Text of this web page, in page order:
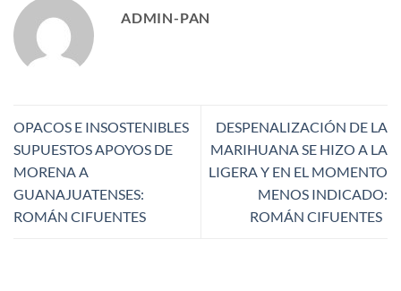
ADMIN-PAN
OPACOS E INSOSTENIBLES
SUPUESTOS APOYOS DE
MORENA A
GUANAJUATENSES:
ROMÁN CIFUENTES
DESPENALIZACIÓN DE LA
MARIHUANA SE HIZO A LA
LIGERA Y EN EL MOMENTO
MENOS INDICADO:
ROMÁN CIFUENTES